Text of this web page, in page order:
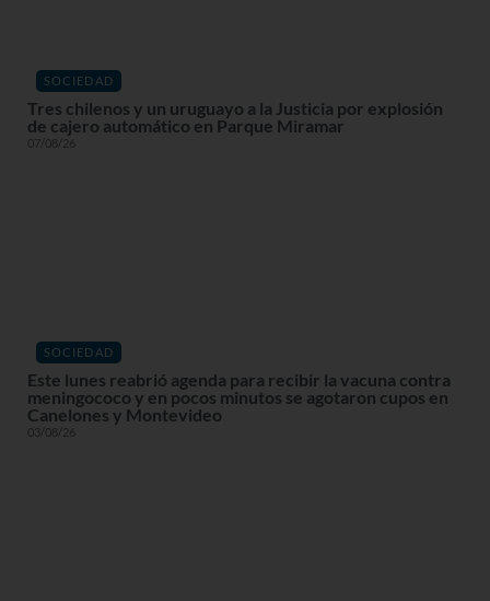
SOCIEDAD
Tres chilenos y un uruguayo a la Justicia por explosión
de cajero automático en Parque Miramar
07/08/26
SOCIEDAD
Este lunes reabrió agenda para recibir la vacuna contra
meningococo y en pocos minutos se agotaron cupos en
Canelones y Montevideo
03/08/26